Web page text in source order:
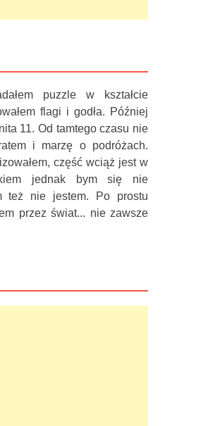
puzzle w kształcie
flagi i godła. Później
11. Od tamtego czasu nie
i marzę o podróżach.
część wciąż jest w
jednak bym się nie
też nie jestem. Po prostu
przez świat... nie zawsze